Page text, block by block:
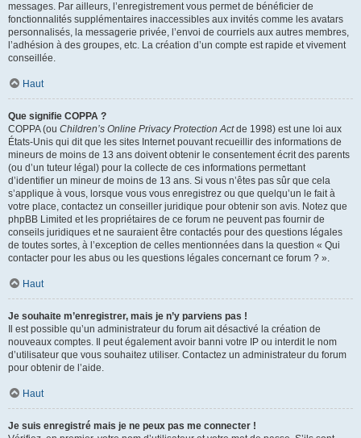
messages. Par ailleurs, l’enregistrement vous permet de bénéficier de
fonctionnalités supplémentaires inaccessibles aux invités comme les avatars
personnalisés, la messagerie privée, l’envoi de courriels aux autres membres,
l’adhésion à des groupes, etc. La création d’un compte est rapide et vivement
conseillée.
Haut
Que signifie COPPA ?
COPPA (ou Children’s Online Privacy Protection Actde 1998) est une loi aux
États-Unis qui dit que les sites Internet pouvant recueillir des informations de
mineurs de moins de 13 ans doivent obtenir le consentement écrit des parents
(ou d’un tuteur légal) pour la collecte de ces informations permettant
d’identifier un mineur de moins de 13 ans. Si vous n’êtes pas sûr que cela
s’applique à vous, lorsque vous vous enregistrez ou que quelqu’un le fait à
votre place, contactez un conseiller juridique pour obtenir son avis. Notez que
phpBB Limited et les propriétaires de ce forum ne peuvent pas fournir de
conseils juridiques et ne sauraient être contactés pour des questions légales
de toutes sortes, à l’exception de celles mentionnées dans la question « Qui
contacter pour les abus ou les questions légales concernant ce forum ? ».
Haut
Je souhaite m’enregistrer, mais je n’y parviens pas !
Il est possible qu’un administrateur du forum ait désactivé la création de
nouveaux comptes. Il peut également avoir banni votre IP ou interdit le nom
d’utilisateur que vous souhaitez utiliser. Contactez un administrateur du forum
pour obtenir de l’aide.
Haut
Je suis enregistré mais je ne peux pas me connecter !